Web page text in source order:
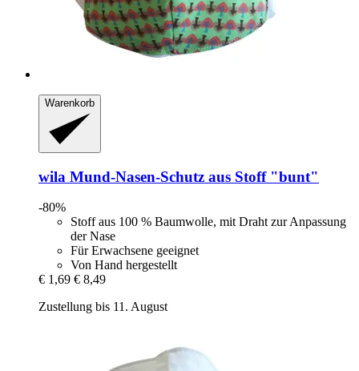
Warenkorb
wila Mund-​Nasen-​Schutz aus Stoff "bunt"
-80%
Stoff aus 100 % Baumwolle, mit Draht zur Anpassung
der Nase
Für Erwachsene geeignet
Von Hand hergestellt
€ 1,69 € 8,49
Zustellung bis 11. August